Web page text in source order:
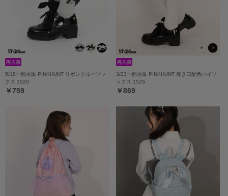
5/18一部再販 PINKHUNT リボンクルーソッ
クス 1520
￥759
3/23一部再販 PINKHUNT 履き口配色ハイソ
ックス 1525
￥869